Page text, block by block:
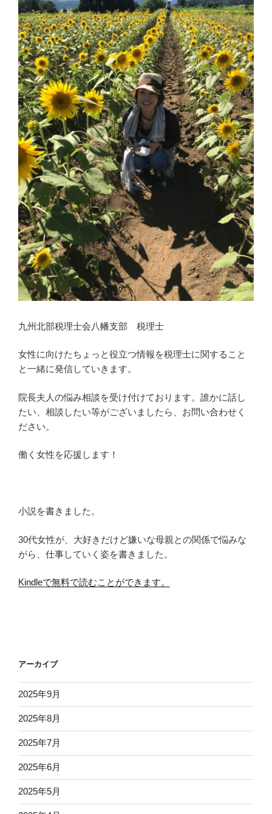
九州北部税理士会八幡支部 税理士
女性に向けたちょっと役立つ情報を税理士に関すること
と一緒に発信していきます。
院長夫人の悩み相談を受け付けております。誰かに話し
たい、相談したい等がございましたら、お問い合わせく
ださい。
働く女性を応援します！
小説を書きました。
30代女性が、大好きだけど嫌いな母親との関係で悩みな
がら、仕事していく姿を書きました。
Kindleで無料で読むことができます。
アーカイブ
2025年9月
2025年8月
2025年7月
2025年6月
2025年5月